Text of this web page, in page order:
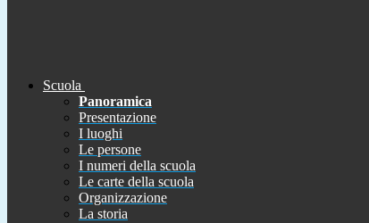
Scuola
Panoramica
Presentazione
I luoghi
Le persone
I numeri della scuola
Le carte della scuola
Organizzazione
La storia